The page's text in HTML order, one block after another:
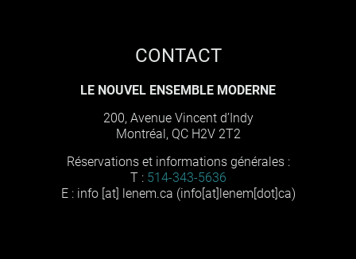
CONTACT
LE NOUVEL ENSEMBLE MODERNE
200, Avenue Vincent d’Indy
Montréal, QC H2V 2T2
Réservations et informations générales :
T : 514-343-5636
E : info[at] lenem.ca (info[at]lenem[dot]ca)